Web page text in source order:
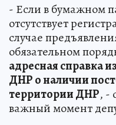
- Если в бумажном
отсутствует
случае
обязательном
адресная справка
ДНР о наличии
территории ДНР, -
важный момент